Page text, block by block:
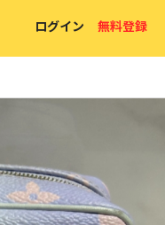
ログイン 無料登録